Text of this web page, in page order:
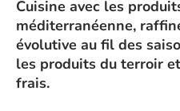
Cuisine avec les
méditerranéenne,
évolutive au fil des
les produits du terroir
frais.